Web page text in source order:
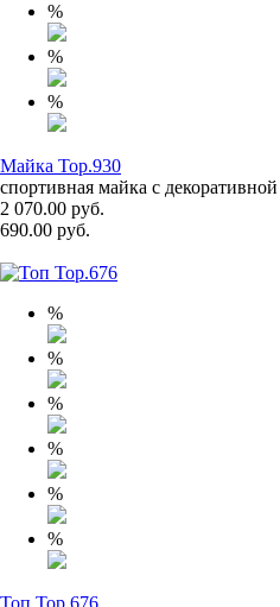
%
%
%
Майка Top.930
спортивная майка с
2 070.00 руб.
690.00 руб.
%
%
%
%
%
%